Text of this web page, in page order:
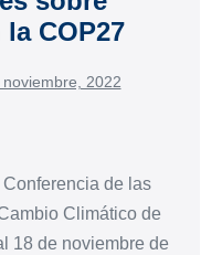
COP27
noviembre, 2022
de las
Climático de
18 de noviembre de